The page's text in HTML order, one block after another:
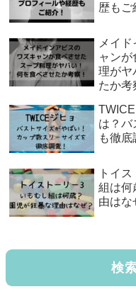
歴もご
メイ
ャン
理がヤ
たか考
は？バ
も徹底
トイ
組は何
由はな
検